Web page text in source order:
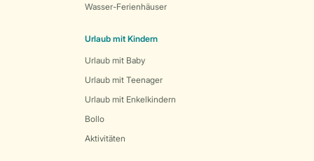
Wasser-Ferienhäuser
Urlaub mit Kindern
Urlaub mit Baby
Urlaub mit Teenager
Urlaub mit Enkelkindern
Bollo
Aktivitäten